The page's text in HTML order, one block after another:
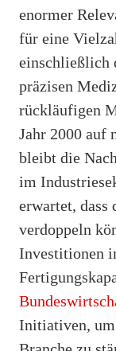
enormer
für eine
einschließlich
präzisen
rückläufigen
Jahr 2000 auf
bleibt die
im
erwartet, dass
verdoppeln
Investitionen
Initiativen,